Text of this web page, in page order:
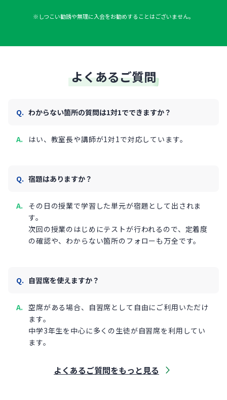
※しつこい勧誘や無理に入会をお勧めすることはございません。
よくあるご質問
わからない箇所の質問は1対1でできますか？
はい、教室長や講師が1対1で対応しています。
宿題はありますか？
その日の授業で学習した単元が宿題として出されま
す。
次回の授業のはじめにテストが行われるので、定着度
の確認や、わからない箇所のフォローも万全です。
自習席を使えますか？
空席がある場合、自習席として自由にご利用いただけ
ます。
中学3年生を中心に多くの生徒が自習席を利用してい
ます。
よくあるご質問をもっと見る